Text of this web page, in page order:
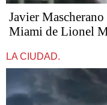
Javier
Miami de Lionel
LA CIUDAD.